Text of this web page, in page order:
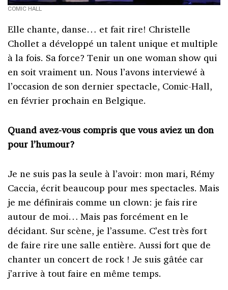
COMIC HALL
Elle chante, danse… et fait rire! Christelle
Chollet a développé un talent unique et multiple
à la fois. Sa force? Tenir un one woman show qui
en soit vraiment un. Nous l’avons interviewé à
l’occasion de son dernier spectacle, Comic-Hall,
en février prochain en Belgique.
Quand avez-vous compris que vous aviez un don
pour l’humour?
Je ne suis pas la seule à l’avoir: mon mari, Rémy
Caccia, écrit beaucoup pour mes spectacles. Mais
je me définirais comme un clown: je fais rire
autour de moi… Mais pas forcément en le
décidant. Sur scène, je l’assume. C’est très fort
de faire rire une salle entière. Aussi fort que de
chanter un concert de rock ! Je suis gâtée car
j’arrive à tout faire en même temps.